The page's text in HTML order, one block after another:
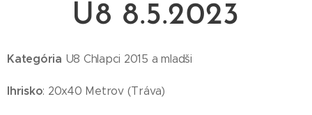
U8 8.5.2023
Kategória U8 Chlapci 2015 a mladši
Ihrisko: 20x40 Metrov (Tráva)